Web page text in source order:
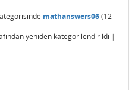
mathanswers06(12
yeniden kategorilendirildi |